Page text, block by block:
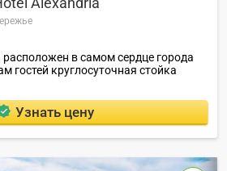
расположен в самом сердце города
гостей круглосуточная стойка
Узнать цену